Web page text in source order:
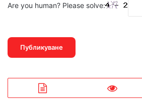
Are you human? Please solve: